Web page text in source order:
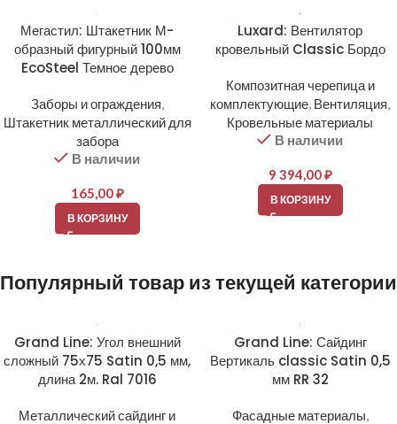
Мегастил: Штакетник М-
образный фигурный 100мм
EcoSteel Темное дерево
Заборы и ограждения,
Штакетник металлический для
забора
В наличии
165,00₽
В КОРЗИНУ
Luxard: Вентилятор
кровельный Classic Бордо
Композитная черепица и
комплектующие, Вентиляция,
Кровельные материалы
В наличии
9 394,00₽
В КОРЗИНУ
Популярный товар из текущей категории
Grand Line: Угол внешний
сложный 75х75 Satin 0,5 мм,
длина 2м. Ral 7016
Металлический сайдинг и
Grand Line: Сайдинг
Вертикаль classic Satin 0,5
мм RR 32
Фасадные материалы,